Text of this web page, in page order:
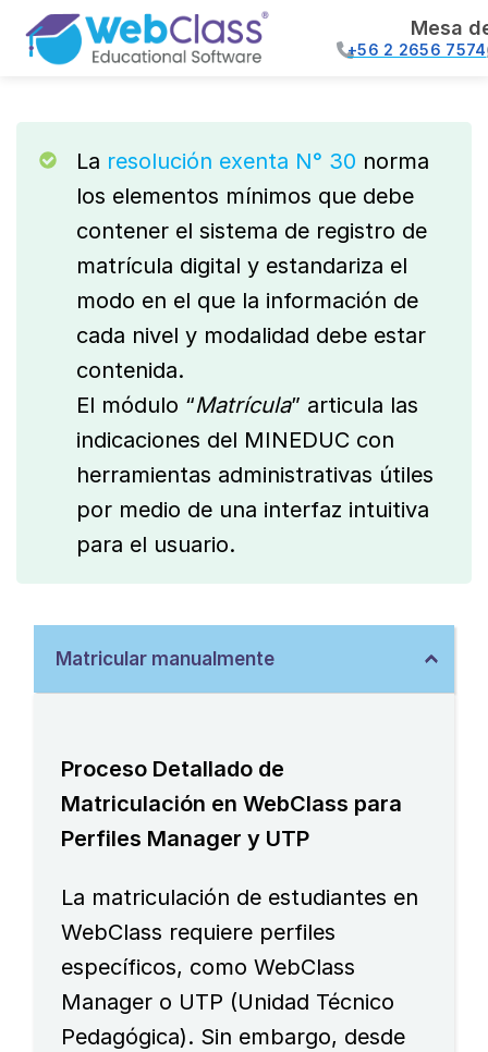
Mesa
+56 2 2656 7574
La resolución exenta N° 30 norma
los elementos mínimos que debe
contener el sistema de registro de
matrícula digital y estandariza el
modo en el que la información de
cada nivel y modalidad debe estar
contenida.
El módulo “Matrícula” articula las
indicaciones del MINEDUC con
herramientas administrativas útiles
por medio de una interfaz intuitiva
para el usuario.
Matricular manualmente
Proceso Detallado de
Matriculación en WebClass para
Perfiles Manager y UTP
La matriculación de estudiantes en
WebClass requiere perfiles
específicos, como WebClass
Manager o UTP (Unidad Técnico
Pedagógica). Sin embargo, desde